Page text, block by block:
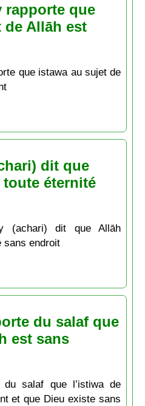
rapporte que
de Allāh est
que istawa au sujet de
dit que
éternité
(achari) dit que Allāh
sans endroit
du salaf que
est sans
du salaf que l’istiwa de
et que Dieu existe sans